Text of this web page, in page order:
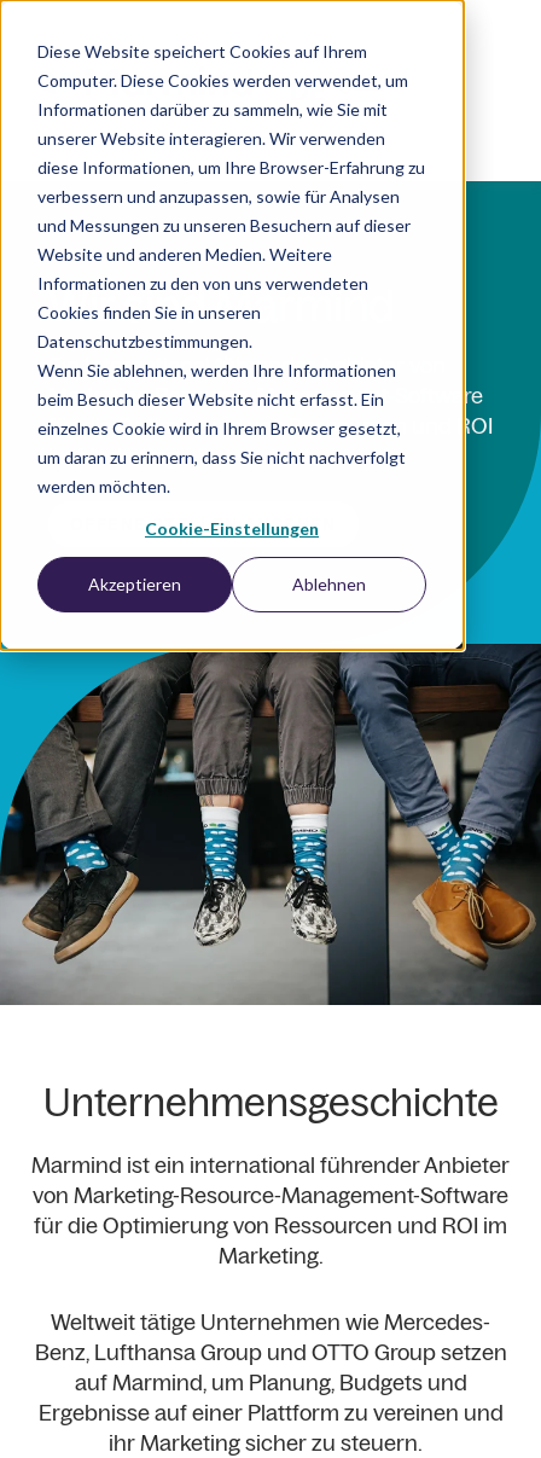
Diese Website speichert Cookies auf Ihrem
Computer. Diese Cookies werden verwendet, um
Informationen darüber zu sammeln, wie Sie mit
unserer Website interagieren. Wir verwenden
diese Informationen, um Ihre Browser-Erfahrung zu
verbessern und anzupassen, sowie für Analysen
und Messungen zu unseren Besuchern auf dieser
Website und anderen Medien. Weitere
Informationen zu den von uns verwendeten
Cookies finden Sie in unseren
Datenschutzbestimmungen.
Wenn Sie ablehnen, werden Ihre Informationen
beim Besuch dieser Website nicht erfasst. Ein
einzelnes Cookie wird in Ihrem Browser gesetzt,
um daran zu erinnern, dass Sie nicht nachverfolgt
werden möchten.
Cookie-Einstellungen
Akzeptieren Ablehnen
DE
Wir sind Marmind
Ein international führender Anbieter von
Marketing-Resource-Management-Software
für die Optimierung von Ressourcen und ROI
im Marketing
OFFENE STELLEN ANSEHEN
Unternehmensgeschichte
Marmind ist ein international führender Anbieter
von Marketing-Resource-Management-Software
für die Optimierung von Ressourcen und ROI im
Marketing.
Weltweit tätige Unternehmen wie Mercedes-
Benz, Lufthansa Group und OTTO Group setzen
auf Marmind, um Planung, Budgets und
Ergebnisse auf einer Plattform zu vereinen und
ihr Marketing sicher zu steuern.